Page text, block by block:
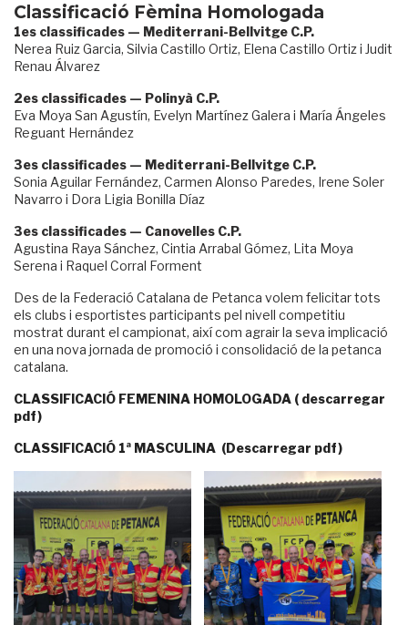
Classificació Fèmina Homologada
1es classificades — Mediterrani-Bellvitge C.P.
Nerea Ruiz Garcia, Silvia Castillo Ortiz, Elena Castillo Ortiz i Judit
Renau Álvarez
2es classificades — Polinyà C.P.
Eva Moya San Agustín, Evelyn Martínez Galera i María Ángeles
Reguant Hernández
3es classificades — Mediterrani-Bellvitge C.P.
Sonia Aguilar Fernández, Carmen Alonso Paredes, Irene Soler
Navarro i Dora Ligia Bonilla Díaz
3es classificades — Canovelles C.P.
Agustina Raya Sánchez, Cintia Arrabal Gómez, Lita Moya
Serena i Raquel Corral Forment
Des de la Federació Catalana de Petanca volem felicitar tots
els clubs i esportistes participants pel nivell competitiu
mostrat durant el campionat, així com agrair la seva implicació
en una nova jornada de promoció i consolidació de la petanca
catalana.
CLASSIFICACIÓ FEMENINA HOMOLOGADA ( descarregar
pdf)
CLASSIFICACIÓ 1ª MASCULINA (Descarregar pdf)